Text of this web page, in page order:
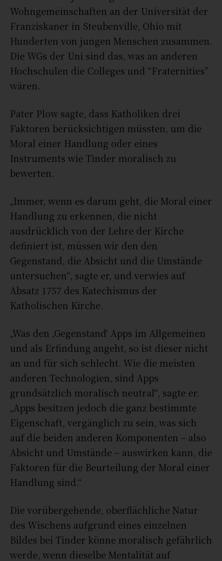
Wohngemeinschaften an der Universität der
Franziskaner in Steubenville, Ohio mit
Hunderten von jungen Menschen zusammen.
Die WGs der Uni sind das, was an anderen
Hochschulen die Colleges und “Fraternities”
wären.
Pater Plow sagte, dass Katholiken drei
Faktoren berücksichtigen müssten, um die
Moral einer Handlung oder eines
Instruments wie Tinder moralisch zu
bewerten.
„Immer, wenn es darum geht, die Moral einer
Handlung zu erkennen, die nicht
ausdrücklich von der Lehre der Kirche
definiert ist, müssen wir den den
Gegenstand, die Absicht und die Umstände
untersuchen“, sagte er, und verwies auf
Absatz 1757 des Katechismus der
Katholischen Kirche.
„Was den ‚Gegenstand‘ Apps im Allgemeinen
und als Erfindung angeht, so ist dieser nicht
an und für sich schlecht. Wie die meisten
anderen Technologien, sind Apps
grundsätzlich moralisch neutral“, sagte er.
„Apps besitzen jedoch die ganz bestimmte
Eigenschaft, vergänglich zu sein, was sich
auf die beiden anderen Komponenten – also
Absicht und Umstände – auswirken kann, die
Faktoren für die Beurteilung der Moral einer
Handlung sind.“
Die vorübergehende, oberflächliche Natur
des Wischens aufgrund eines einzelnen
Bildes bei Tinder könne moralisch gefährlich
werde, wenn dieselbe Mentalität auf